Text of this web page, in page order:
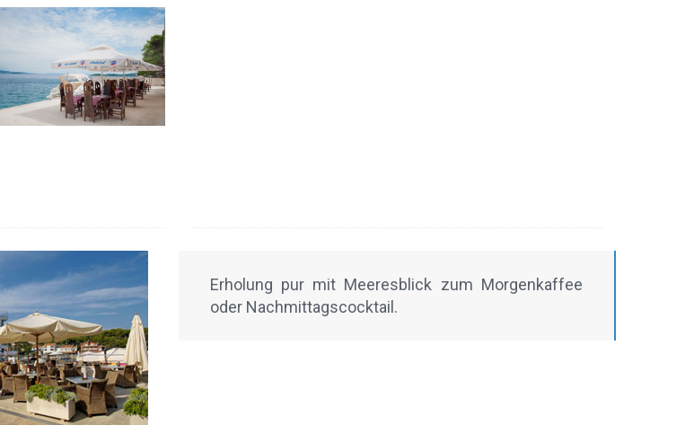
Erholung pur mit Meeresblick zum Morgenkaffee
oder Nachmittagscocktail.